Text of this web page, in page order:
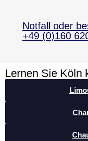
Notfall oder
+49 (0)160
Lernen Sie Köln